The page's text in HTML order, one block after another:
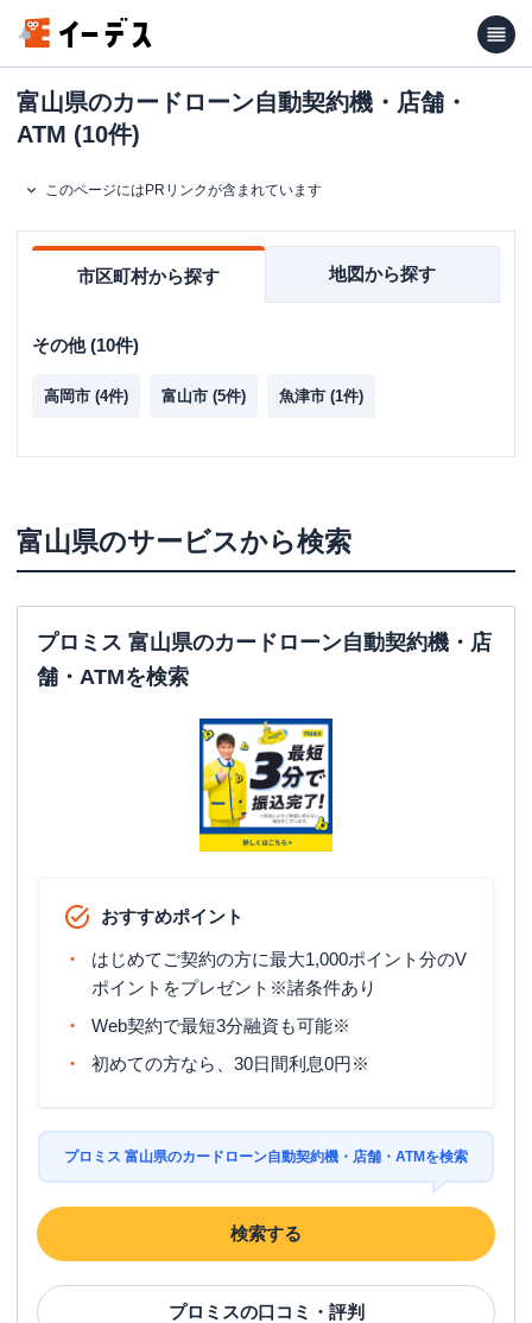
富山県のカードローン自動契約機・店舗・
ATM (10件)
このページにはPRリンクが含まれています
市区町村から探す 地図から探す
その他(10件)
高岡市 (4件) 富山市 (5件) 魚津市 (1件)
富山県のサービスから検索
プロミス 富山県のカードローン自動契約機・店
舗・ATMを検索
おすすめポイント
はじめてご契約の方に最大1,000ポイント分のV
ポイントをプレゼント※諸条件あり
Web契約で最短3分融資も可能※
初めての方なら、30日間利息0円※
プロミス 富山県のカードローン自動契約機・店舗・ATMを検索
検索する
プロミスの口コミ・評判